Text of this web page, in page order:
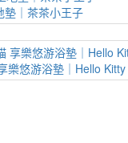
墊｜茶茶小王子
樂悠游浴墊｜Hello